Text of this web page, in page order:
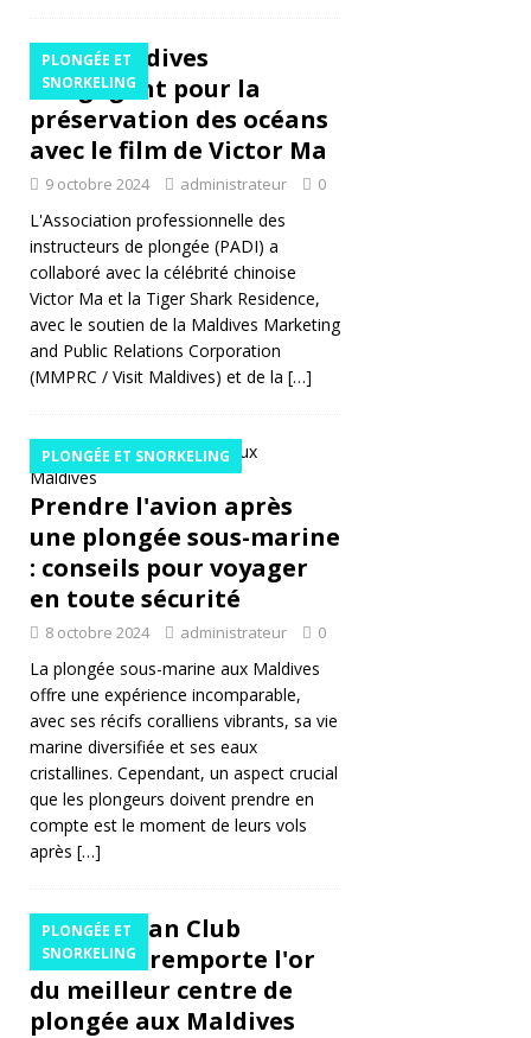
R
É
T
E
PLONGÉE ET
SNORKELING
Les Maldives
s'engagent pour la
préservation des océans
avec le film de Victor Ma
9 octobre 2024 administrateur 0
L'Association professionnelle des
instructeurs de plongée (PADI) a
collaboré avec la célébrité chinoise
Victor Ma et la Tiger Shark Residence,
avec le soutien de la Maldives Marketing
and Public Relations Corporation
(MMPRC / Visit Maldives) et de la […]
PLONGÉE ET SNORKELING
Prendre l'avion après
une plongée sous-marine
: conseils pour voyager
en toute sécurité
8 octobre 2024 administrateur 0
La plongée sous-marine aux Maldives
offre une expérience incomparable,
avec ses récifs coralliens vibrants, sa vie
marine diversifiée et ses eaux
cristallines. Cependant, un aspect crucial
que les plongeurs doivent prendre en
compte est le moment de leurs vols
après […]
PLONGÉE ET
SNORKELING
L'Adaaran Club
Rannalhi remporte l'or
du meilleur centre de
plongée aux Maldives